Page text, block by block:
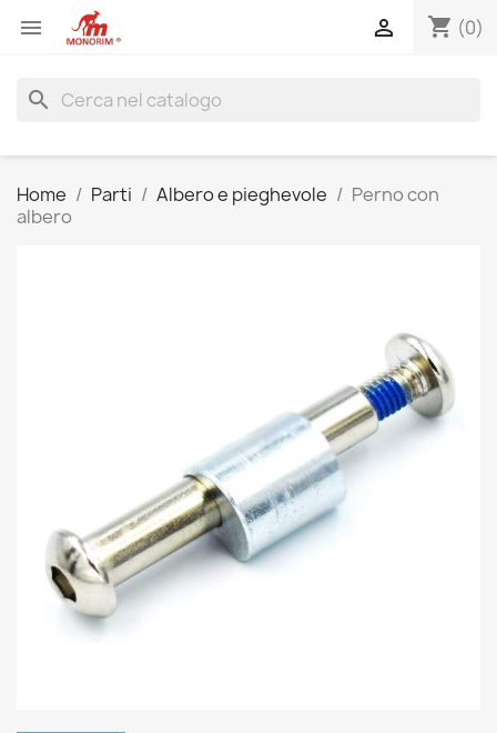
 shopping_cart (0)

search
Home Parti Albero e pieghevole
Perno con
albero